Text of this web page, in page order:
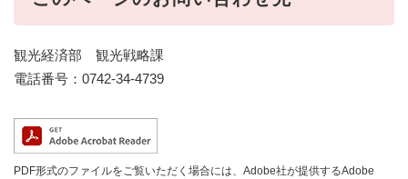
観光経済部 観光戦略課
電話番号：0742-34-4739
PDF形式のファイルをご覧いただく場合には、Adobe社が提供するAdobe